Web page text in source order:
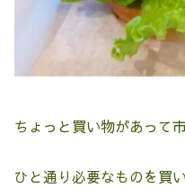
ちょっと買い物があって
ひと通り必要なものを買